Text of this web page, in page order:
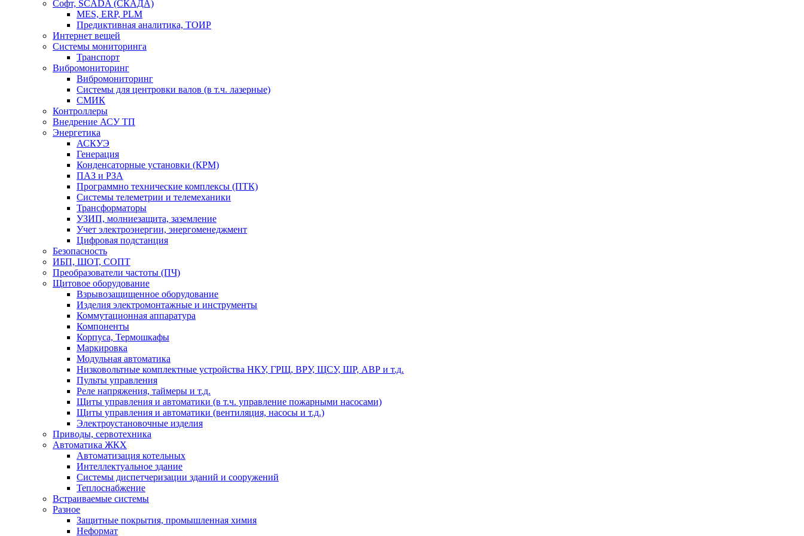
Софт, SCADA (СКАДА)
MES, ERP, PLM
Предиктивная аналитика, ТОИР
Интернет вещей
Системы мониторинга
Транспорт
Вибромониторинг
Вибромониторинг
Системы для центровки валов (в т.ч. лазерные)
СМИК
Контроллеры
Внедрение АСУ ТП
Энергетика
АСКУЭ
Генерация
Конденсаторные установки (КРМ)
ПАЗ и РЗА
Программно технические комплексы (ПТК)
Системы телеметрии и телемеханики
Трансформаторы
УЗИП, молниезащита, заземление
Учет электроэнергии, энергоменеджмент
Цифровая подстанция
Безопасность
ИБП, ШОТ, СОПТ
Преобразователи частоты (ПЧ)
Щитовое оборудование
Взрывозащищенное оборудование
Изделия электромонтажные и инструменты
Коммутационная аппаратура
Компоненты
Корпуса, Термошкафы
Маркировка
Модульная автоматика
Низковольтные комплектные устройства НКУ, ГРЩ, ВРУ, ЩСУ, ШР, АВР и т.д.
Пульты управления
Реле напряжения, таймеры и т.д.
Щиты управления и автоматики (в т.ч. управление пожарными насосами)
Щиты управления и автоматики (вентиляция, насосы и т.д.)
Электроустановочные изделия
Приводы, сервотехника
Автоматика ЖКХ
Автоматизация котельных
Интеллектуальное здание
Системы диспетчеризации зданий и сооружений
Теплоснабжение
Встраиваемые системы
Разное
Защитные покрытия, промышленная химия
Неформат